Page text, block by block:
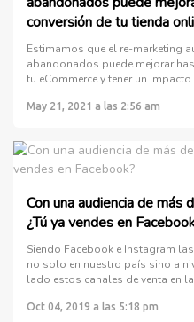
conversión de tu tienda
Estimamos que el re-marketing
abandonados puede mejorar
tu eCommerce y tener un
May 21, 2021 a las 2:56 am
Con una audiencia de más
¿Tú ya vendes en
Siendo Facebook e Instagram
no solo en nuestro país sino a
lado estos canales de venta en
Oct 04, 2019 a las 5:18 pm